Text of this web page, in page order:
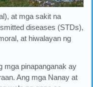
at mga sakit na
diseases (STDs),
at hiwalayan ng
mga pinapanganak ay
Ang mga Nanay at